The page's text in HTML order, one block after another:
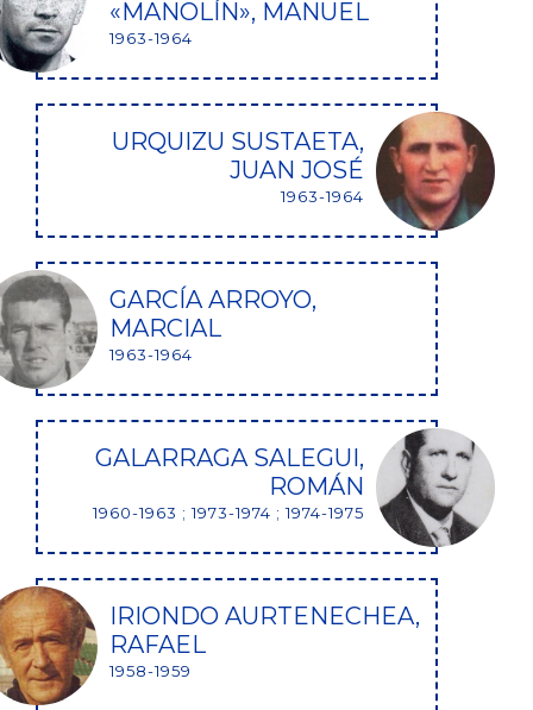
«MANOLÍN», MANUEL
1963-1964
URQUIZU SUSTAETA,
JUAN JOSÉ
1963-1964
GARCÍA ARROYO,
MARCIAL
1963-1964
GALARRAGA SALEGUI,
ROMÁN
1960-1963 ; 1973-1974 ; 1974-1975
IRIONDO AURTENECHEA,
RAFAEL
1958-1959